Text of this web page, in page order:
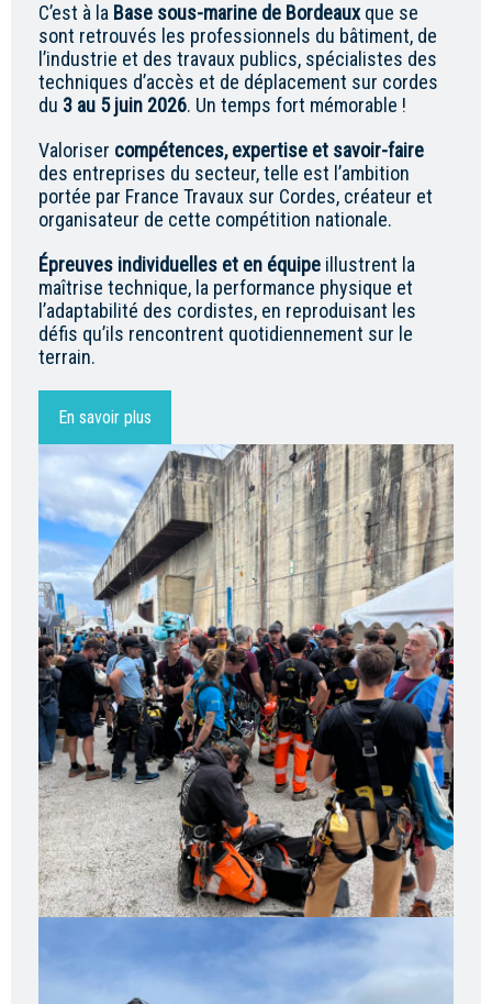
C’est à la Base sous-marine de Bordeauxque se
sont retrouvés les professionnels du bâtiment, de
l’industrie et des travaux publics, spécialistes des
techniques d’accès et de déplacement sur cordes
du 3 au 5 juin 2026. Un temps fort mémorable !
Valoriser compétences, expertise et savoir-faire
des entreprises du secteur, telle est l’ambition
portée par France Travaux sur Cordes, créateur et
organisateur de cette compétition nationale.
Épreuves individuelles et en équipe illustrent la
maîtrise technique, la performance physique et
l’adaptabilité des cordistes, en reproduisant les
défis qu’ils rencontrent quotidiennement sur le
terrain.
En savoir plus